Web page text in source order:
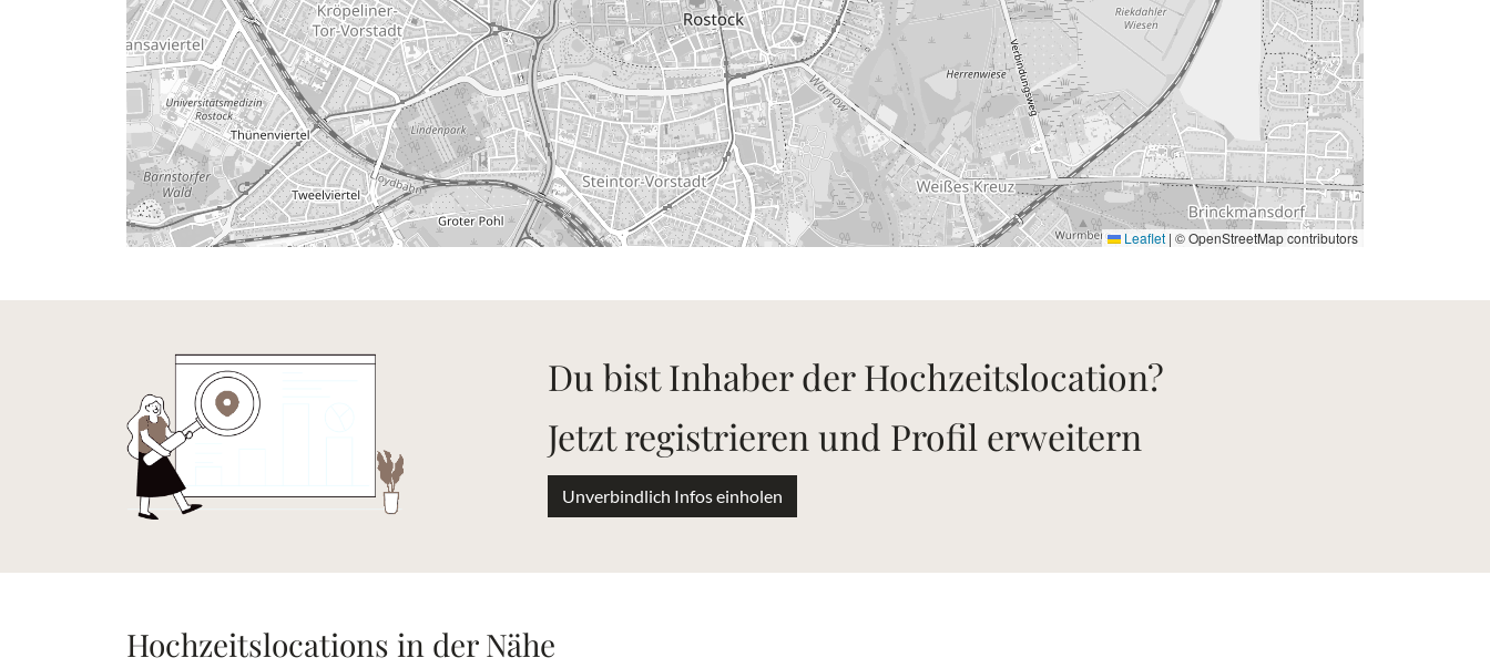
Leaflet | © OpenStreetMap contributors
Du bist Inhaber der Hochzeitslocation?
Jetzt registrieren und Profil erweitern
Unverbindlich Infos einholen
Hochzeitslocations in der Nähe